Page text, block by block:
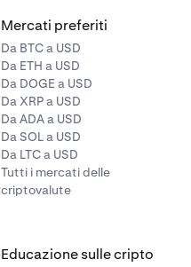
Mercati preferiti
Da BTC a USD
Da ETH a USD
Da DOGE a USD
Da XRP a USD
Da ADA a USD
Da SOL a USD
Da LTC a USD
Tutti i mercati delle
criptovalute
Educazione sulle cripto